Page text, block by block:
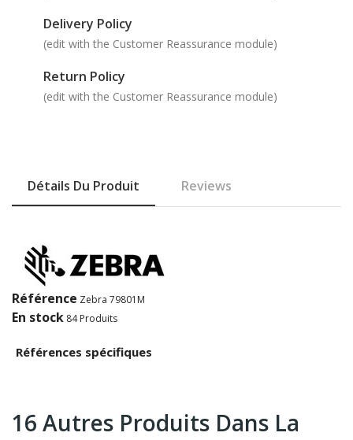
Delivery Policy
(edit with the Customer Reassurance module)
Return Policy
(edit with the Customer Reassurance module)
Détails Du Produit Reviews
Référence Zebra 79801M
En stock 84 Produits
Références spécifiques
16 Autres Produits Dans La